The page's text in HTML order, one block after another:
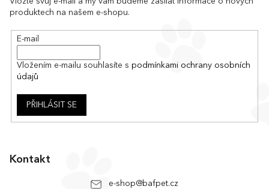
produktech na našem e-shopu.
E-mail
Vložením e-mailu souhlasíte s podmínkami ochrany osobních
údajů
PŘIHLÁSIT SE
Kontakt
e-shop@bafpet.cz